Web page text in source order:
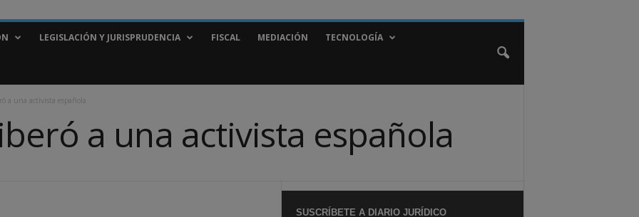
LEGISLACIÓN Y JURISPRUDENCIA FISCAL MEDIACIÓN TECNOLOGÍA
a una activista española
a una activista española
SUSCRÍBETE A DIARIO JURÍDICO